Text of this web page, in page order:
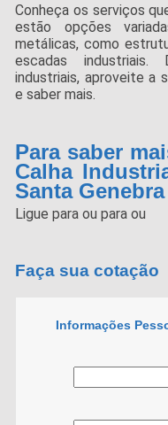
Conheça os serviços
estão opções
metálicas, como
escadas industriais.
industriais, aproveite a
e saber mais.
Para saber
Calha
Santa Genebra
Ligue paraou paraou
Faça sua cotação
Informações